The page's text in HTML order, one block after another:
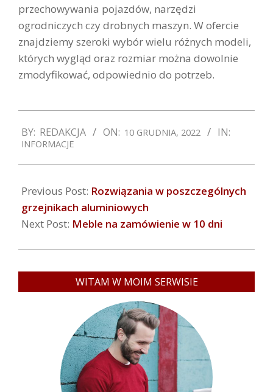
przechowywania pojazdów, narzędzi
ogrodniczych czy drobnych maszyn. W ofercie
znajdziemy szeroki wybór wielu różnych modeli,
których wygląd oraz rozmiar można dowolnie
zmodyfikować, odpowiednio do potrzeb.
12-
10
BY: REDAKCJA ON: 10 GRUDNIA, 2022 IN:
INFORMACJE
Previous Post: Rozwiązania w poszczególnych
grzejnikach aluminiowych
Next Post: Meble na zamówienie w 10 dni
WITAM W MOIM SERWISIE